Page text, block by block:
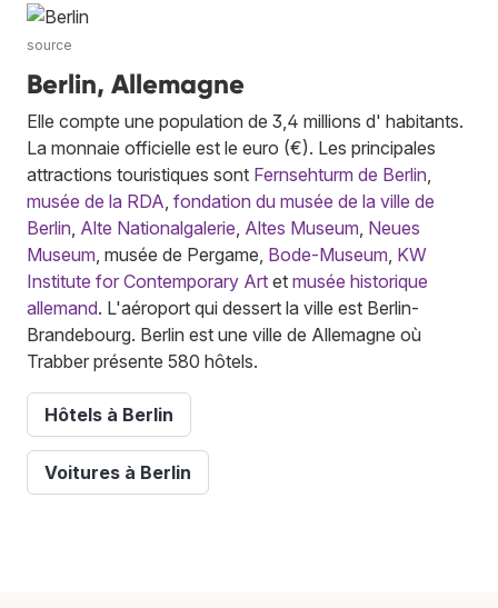
source
Berlin, Allemagne
Elle compte une population de 3,4 millions d' habitants.
La monnaie officielle est le euro (€). Les principales
attractions touristiques sont Fernsehturm de Berlin
musée de la RDA fondation du musée de la ville de
Berlin Alte Nationalgalerie Altes Museum Neues
Museum , musée de Pergame, Bode-Museum KW
Institute for Contemporary Art et musée historique
allemand. L'aéroport qui dessert la ville est Berlin-
Brandebourg. Berlin est une ville de Allemagne où
Trabber présente 580 hôtels.
Hôtels à Berlin
Voitures à Berlin